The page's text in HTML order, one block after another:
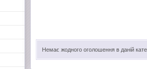
Немає жодного оголошення в даній